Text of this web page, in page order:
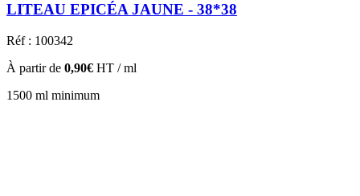
LITEAU EPICÉA JAUNE - 38*38
Réf : 100342
À partir de 0,90€ HT / ml
1500 ml minimum